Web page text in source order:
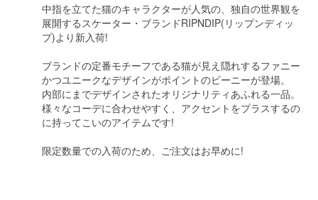
中指を立てた猫のキャラクターが人気の、独自の世界観を
展開するスケーター・ブランドRIPNDIP(リップンディッ
プ)より新入荷!
ブランドの定番モチーフである猫が見え隠れするファニー
かつユニークなデザインがポイントのビーニーが登場。
内部にまでデザインされたオリジナリティあふれる一品。
様々なコーデに合わせやすく、アクセントをプラスするの
に持ってこいのアイテムです!
限定数量での入荷のため、ご注文はお早めに!